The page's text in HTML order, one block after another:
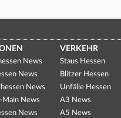
News
News
News
Main News
News
VERKEHR
Staus Hessen
Blitzer Hessen
Unfälle Hessen
A3 News
A5 News